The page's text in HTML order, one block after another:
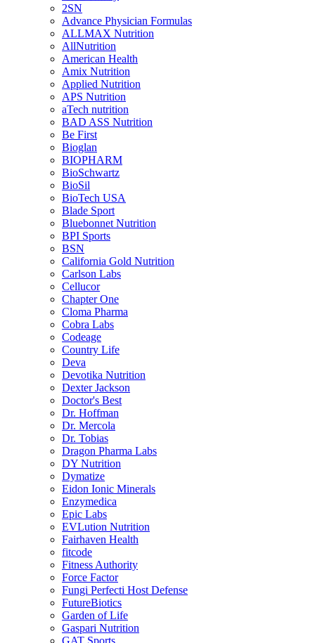
2SN
Advance Physician Formulas
ALLMAX Nutrition
AllNutrition
American Health
Amix Nutrition
Applied Nutrition
APS Nutrition
aTech nutrition
BAD ASS Nutrition
Be First
Bioglan
BIOPHARM
BioSchwartz
BioSil
BioTech USA
Blade Sport
Bluebonnet Nutrition
BPI Sports
BSN
California Gold Nutrition
Carlson Labs
Cellucor
Chapter One
Cloma Pharma
Cobra Labs
Codeage
Country Life
Deva
Devotika Nutrition
Dexter Jackson
Doctor's Best
Dr. Hoffman
Dr. Mercola
Dr. Tobias
Dragon Pharma Labs
DY Nutrition
Dymatize
Eidon Ionic Minerals
Enzymedica
Epic Labs
EVLution Nutrition
Fairhaven Health
fitcode
Fitness Authority
Force Factor
Fungi Perfecti Host Defense
FutureBiotics
Garden of Life
Gaspari Nutrition
GAT Sports